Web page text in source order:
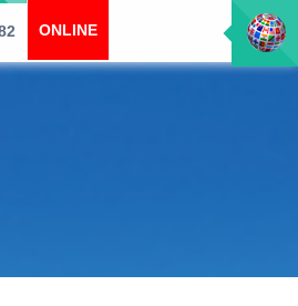
ONLINE